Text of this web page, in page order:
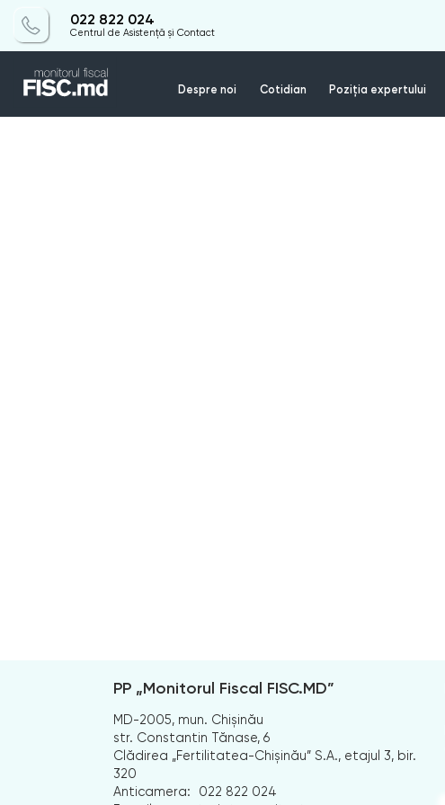
022 822 024
Centrul de Asistență și Contact
Despre noi Cotidian Poziția expertului
PP „Monitorul Fiscal FISC.MD”
MD-2005, mun. Chișinău
str. Constantin Tănase, 6
Clădirea „Fertilitatea-Chișinău” S.A., etajul 3, bir.
320
Anticamera:
022 822 024